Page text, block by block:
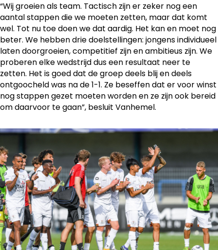
“Wij groeien als team. Tactisch zijn er zeker nog een
aantal stappen die we moeten zetten, maar dat komt
wel. Tot nu toe doen we dat aardig. Het kan en moet nog
beter. We hebben drie doelstellingen: jongens individueel
laten doorgroeien, competitief zijn en ambitieus zijn. We
proberen elke wedstrijd dus een resultaat neer te
zetten. Het is goed dat de groep deels blij en deels
ontgoocheld was na de 1-1. Ze beseffen dat er voor winst
nog stappen gezet moeten worden en ze zijn ook bereid
om daarvoor te gaan”, besluit Vanhemel.